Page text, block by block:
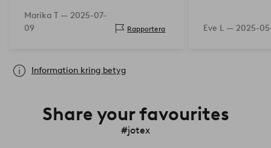
fräscht mönster. De verkar vara av
god kvalitet och värda pengarna.
Marika T — 2025-07-
09
Rapportera Eve L — 2025-
Information kring betyg
Share your favourites
#jotex